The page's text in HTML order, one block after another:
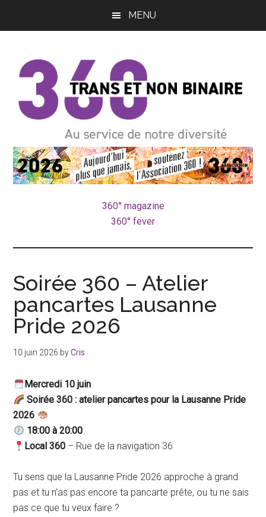
latérale
principale
MENU
pôle
trans
non
binaire
Au
service
de
360° magazine
360° fever
Soirée 360 – Atelier
pancartes Lausanne
Pride 2026
10 juin 2026 byCris
Mercredi 10 juin
Soirée 360 : atelier pancartes pour la Lausanne Pride
2026
18:00 à 20:00
Local 360– Rue de la navigation 36
Tu sens que la Lausanne Pride 2026 approche à grand
pas et tu n’as pas encore ta pancarte prête, ou tu ne sais
pas ce que tu veux faire ?